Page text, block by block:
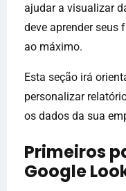
ajudar a visualizar
deve aprender seus
ao máximo.
Esta seção irá
personalizar
os dados da sua
Primeiros
Google